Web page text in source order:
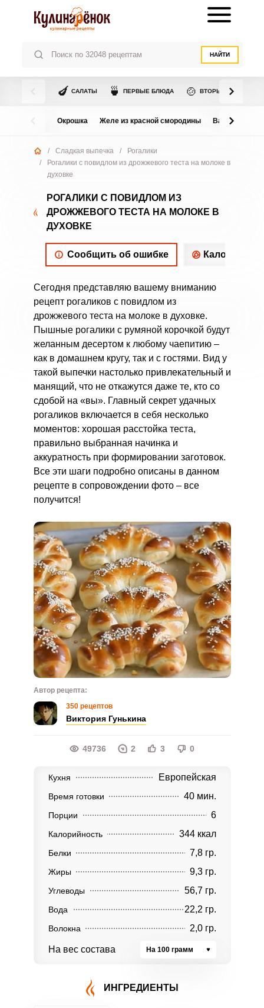
НАЙТИ
🍆 САЛАТЫ 🍵 ПЕРВЫЕ БЛЮДА 🍲 ВТОРЫЕ БЛЮДА
Окрошка Желе из красной смородины Варенье из
/ Сладкая выпечка /
Рогалики
/
Рогалики с повидлом из дрожжевого теста на молоке в
духовке
РОГАЛИКИ С ПОВИДЛОМ ИЗ
ДРОЖЖЕВОГО ТЕСТА НА МОЛОКЕ В
ДУХОВКЕ
Сообщить об ошибке
Сегодня представляю вашему вниманию
рецепт рогаликов с повидлом из
дрожжевого теста на молоке в духовке.
Пышные рогалики с румяной корочкой будут
желанным десертом к любому чаепитию –
как в домашнем кругу, так и с гостями. Вид у
такой выпечки настолько привлекательный и
манящий, что не откажутся даже те, кто со
сдобой на «вы». Главный секрет удачных
рогаликов включается в себя несколько
моментов: хорошая расстойка теста,
правильно выбранная начинка и
аккуратность при формировании заготовок.
Все эти шаги подробно описаны в данном
рецепте в сопровождении фото – все
получится!
Автор рецепта:
350 рецептов
Виктория Гунькина
49736 2 3 0
Кухня Европейская
Время готовки 40 мин.
Порции 6
Калорийность 344 ккал
Белки 7,8 гр.
Жиры 9,3 гр.
Углеводы 56,7 гр.
Вода 22,2 гр.
Волокна 2,0 гр.
На вес состава На 100 грамм
ИНГРЕДИЕНТЫ